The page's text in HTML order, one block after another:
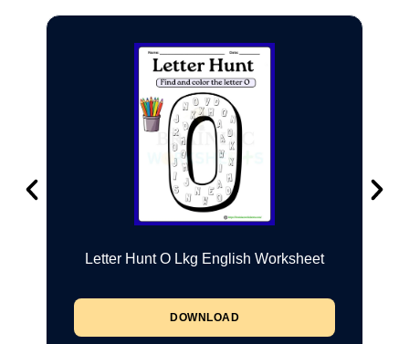
Letter Hunt O Lkg English Worksheet
DOWNLOAD